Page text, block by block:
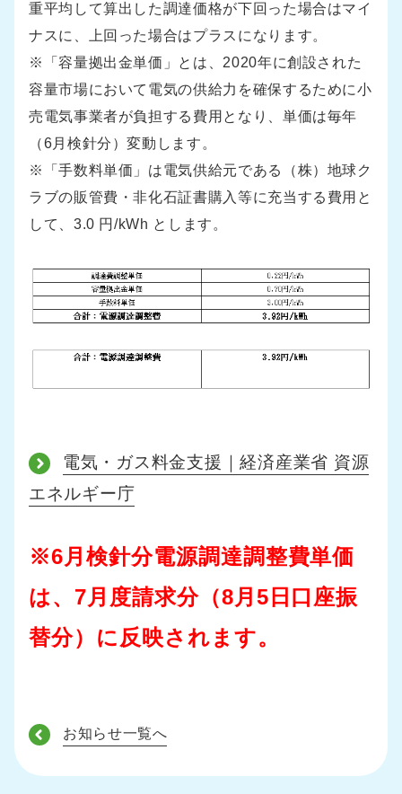
重平均して算出した調達価格が下回った場合はマイ
ナスに、上回った場合はプラスになります。
※「容量拠出金単価」とは、2020年に創設された
容量市場において電気の供給力を確保するために小
売電気事業者が負担する費用となり、単価は毎年
（6月検針分）変動します。
※「手数料単価」は電気供給元である（株）地球ク
ラブの販管費・非化石証書購入等に充当する費用と
して、3.0 円/kWh とします。
電気・ガス料金支援｜経済産業省 資源
エネルギー庁
※6月検針分電源調達調整費単価
は、7月度請求分（8月5日口座振
替分）に反映されます。
お知らせ一覧へ